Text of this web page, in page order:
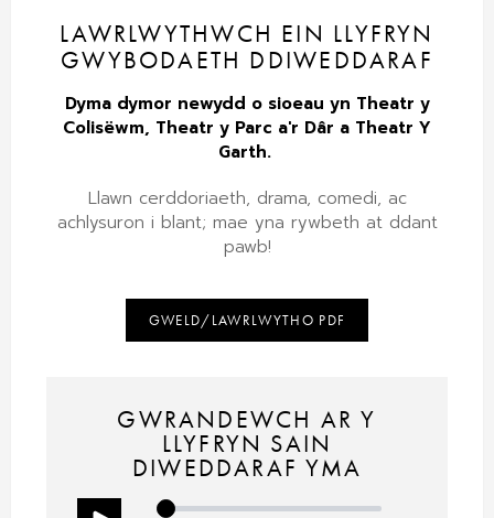
LAWRLWYTHWCH EIN LLYFRYN
GWYBODAETH DDIWEDDARAF
Dyma dymor newydd o sioeau yn Theatr y
Colisëwm, Theatr y Parc a'r Dâr a Theatr Y
Garth.
Llawn cerddoriaeth, drama, comedi, ac
achlysuron i blant; mae yna rywbeth at ddant
pawb!
GWELD/LAWRLWYTHO PDF
GWRANDEWCH AR Y
LLYFRYN SAIN
DIWEDDARAF YMA